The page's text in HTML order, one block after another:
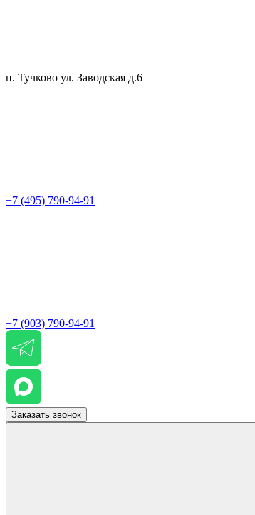
п. Тучково ул. Заводская д.6
+7 (495) 790-94-91
+7 (903) 790-94-91
Заказать звонок